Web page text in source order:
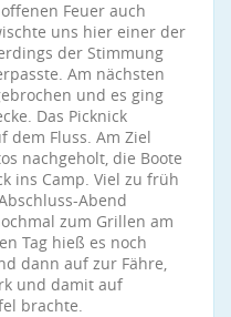
Feuer auch
uns hier einer der
der Stimmung
Am nächsten
und es ging
Das Picknick
dem Fluss. Am Ziel
nachgeholt, die Boote
ins Camp. Viel zu früh
Abend
zum Grillen am
Tag hieß es noch
dann auf zur Fähre,
und damit auf
brachte.